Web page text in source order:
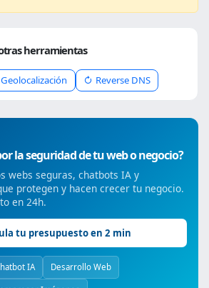
herramientas
Geolocalización Reverse DNS
la seguridad de tu web o negocio?
webs seguras, chatbots IA y
protegen y hacen crecer tu negocio.
en 24h.
tu presupuesto en 2 min
IA Desarrollo Web